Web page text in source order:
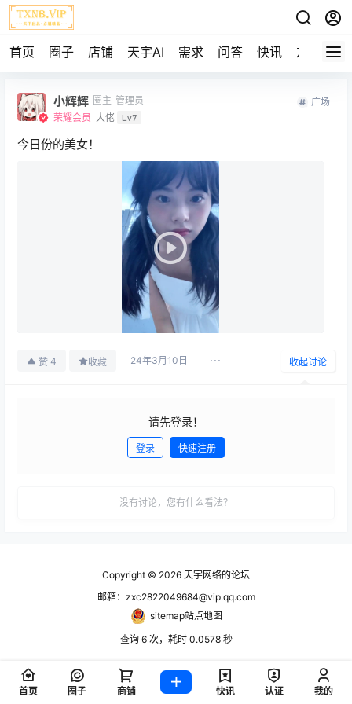
首页 圈子 店铺 天宇AI 需求 问答 快讯 友链
小辉辉 圈主 管理员
荣耀会员 大佬 Lv7
广场
今日份的美女！
赞 4 收藏 24年3月10日 收起讨论
请先登录！
登录 快速注册
没有讨论，您有什么看法？
Copyright © 2026 天宇网络的论坛
邮箱：zxc2822049684@vip.qq.com
sitemap站点地图
查询 6 次，耗时 0.0578 秒
首页 圈子 商铺 快讯 认证 我的